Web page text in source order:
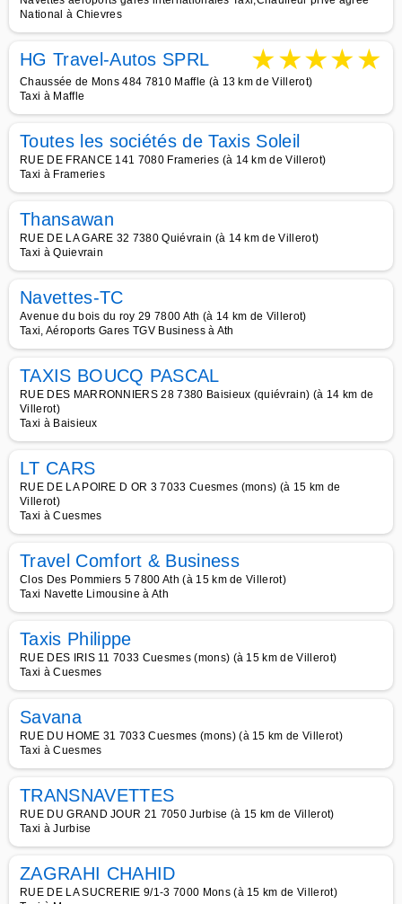
National à Chievres
HG Travel-Autos SPRL ★★★★★
Chaussée de Mons 484 7810 Maffle (à 13 km de Villerot)
Taxi à Maffle
Toutes les sociétés de Taxis Soleil
RUE DE FRANCE 141 7080 Frameries (à 14 km de Villerot)
Taxi à Frameries
Thansawan
RUE DE LA GARE 32 7380 Quiévrain (à 14 km de Villerot)
Taxi à Quievrain
Navettes-TC
Avenue du bois du roy 29 7800 Ath (à 14 km de Villerot)
Taxi, Aéroports Gares TGV Business à Ath
TAXIS BOUCQ PASCAL
RUE DES MARRONNIERS 28 7380 Baisieux (quiévrain) (à 14 km de
Villerot)
Taxi à Baisieux
LT CARS
RUE DE LA POIRE D OR 3 7033 Cuesmes (mons) (à 15 km de
Villerot)
Taxi à Cuesmes
Travel Comfort & Business
Clos Des Pommiers 5 7800 Ath (à 15 km de Villerot)
Taxi Navette Limousine à Ath
Taxis Philippe
RUE DES IRIS 11 7033 Cuesmes (mons) (à 15 km de Villerot)
Taxi à Cuesmes
Savana
RUE DU HOME 31 7033 Cuesmes (mons) (à 15 km de Villerot)
Taxi à Cuesmes
TRANSNAVETTES
RUE DU GRAND JOUR 21 7050 Jurbise (à 15 km de Villerot)
Taxi à Jurbise
ZAGRAHI CHAHID
RUE DE LA SUCRERIE 9/1-3 7000 Mons (à 15 km de Villerot)